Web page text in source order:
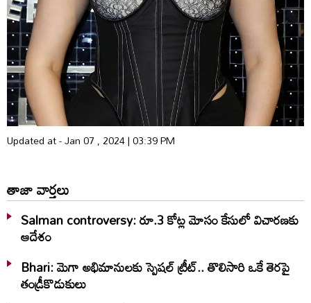
Updated at - Jan 07 , 2024 | 03:39 PM
తాజా వార్తలు
Salman controversy: రూ.3 కోట్ల మోసం కేసులో విచారణకు
ఆదేశం
Bhari: మెగా అభిమానులకు స్పెషల్ ట్రీట్.. తొలిసారి ఒకే తెరపై
తండ్రీకొడుకులు